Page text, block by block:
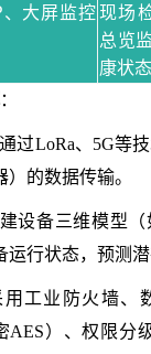
大屏监控现场
总览
康状
：
过LoRa、5G等
的数据传输。
设备三维模型
行状态，预测潜
用工业防火墙、
AES）、权限分